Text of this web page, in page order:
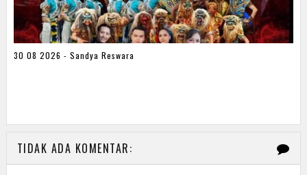
30 08 2026 - Sandya Reswara
TIDAK ADA KOMENTAR: